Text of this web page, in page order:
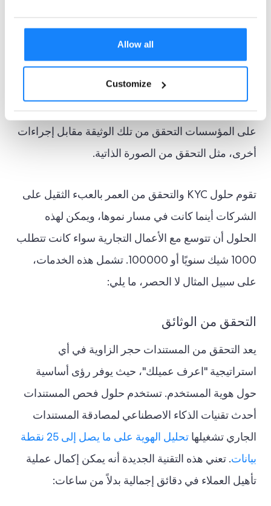
Allow all
Customize
عمر المستخدم مشكلة كبيرة تكافح الشركات لحلها
بشكل مستقل. وينطبق هذا بشكل خاص عندما تكون
على المؤسسات التحقق من تلك الوثيقة مقابل إجراءات
أخرى، مثل التحقق من الصورة الذاتية.
تقوم حلول KYC والتحقق من العمر بالعبء الثقيل على
الشركات أينما كانت في مسار نموها، ويمكن لهذه
الحلول أن تتوسع مع الأعمال التجارية سواء كانت تتطلب
1000 شيك سنويًا أو 100000. تشمل هذه الخدمات،
على سبيل المثال لا الحصر، ما يلي:
التحقق من الوثائق
يعد التحقق من المستندات حجر الزاوية في أي
استراتيجية "اعرف عميلك"، حيث يوفر رؤى أساسية
حول هوية المستخدم. تستخدم حلول فحص المستندات
أحدث تقنيات الذكاء الاصطناعي لمصادقة المستندات
الجاري تشغيلها
تحليل الهوية على ما يصل إلى 25 نقطة
بيانات. تعني هذه التقنية الجديدة أنه يمكن إكمال عملية
تأهيل العملاء في دقائق إجمالية بدلاً من ساعات: